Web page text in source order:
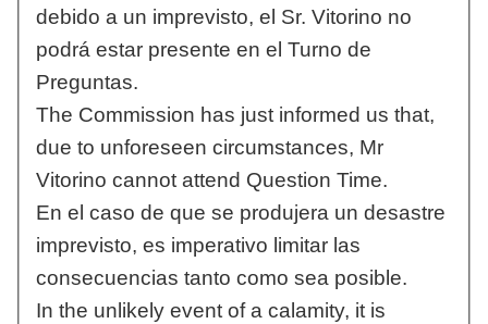
debido a un imprevisto, el Sr. Vitorino no
podrá estar presente en el Turno de
Preguntas.
The Commission has just informed us that,
due to unforeseen circumstances, Mr
Vitorino cannot attend Question Time.
En el caso de que se produjera un desastre
imprevisto, es imperativo limitar las
consecuencias tanto como sea posible.
In the unlikely event of a calamity, it is